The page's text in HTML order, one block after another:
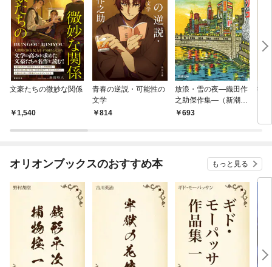
文豪たちの微妙な関係
1,540
青春の逆説・可能性の
文学
814
放浪・雪の夜—織田作
之助傑作集—（新潮文
庫）693
勧
オリオンブックスのおすすめ本 もっと見る